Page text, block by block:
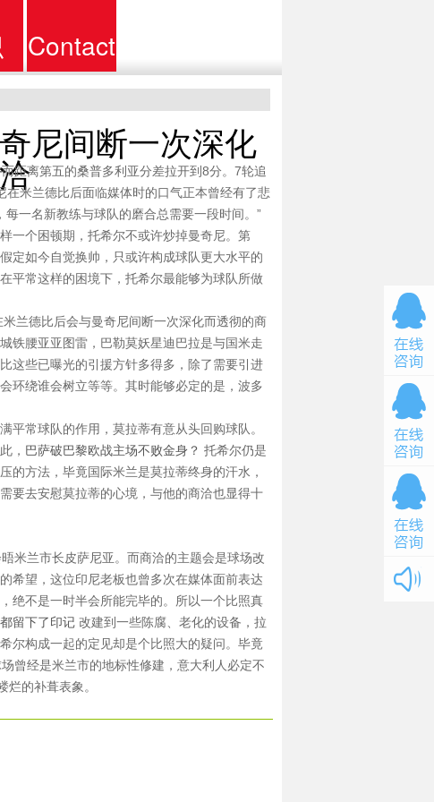
Contact
联系
尼间断一次深化
而距离第五的桑普多利亚分差拉开到8分。7轮追
在米兰德比后面临媒体时的口气正本曾经有了悲
一名新教练与球队的磨合总需要一段时间。”
一个困顿期，托希尔不或许炒掉曼奇尼。第
定如今自觉换帅，只或许构成球队更大水平的
平常这样的困境下，托希尔最能够为球队所做
米兰德比后会与曼奇尼间断一次深化而透彻的商
铁腰亚亚图雷，巴勒莫妖星迪巴拉是与国米走
这些已曝光的引援方针多得多，除了需要引进
环绕谁会树立等等。其时能够必定的是，波多
平常球队的作用，莫拉蒂有意从头回购球队。
， 巴萨破巴黎欧战主场不败金身？ 托希尔仍是
的方法，毕竟国际米兰是莫拉蒂终身的汗水，
要去安慰莫拉蒂的心境，与他的商洽也显得十
米兰市长皮萨尼亚。而商洽的主题会是球场改
希望，这位印尼老板也曾多次在媒体面前表达
绝不是一时半会所能完毕的。所以一个比照真
留下了印记改建到一些陈腐、老化的设备，拉
尔构成一起的定见却是个比照大的疑问。毕竟
曾经是米兰市的地标性修建，意大利人必定不
的补葺表象。